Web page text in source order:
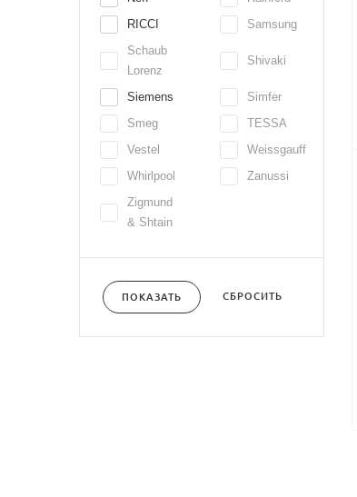
RICCI
Samsung
Schaub
Lorenz
Shivaki
Siemens
Simfer
Smeg
TESSA
Vestel
Weissgauff
Whirlpool
Zanussi
Zigmund
& Shtain
ПОКАЗАТЬ СБРОСИТЬ